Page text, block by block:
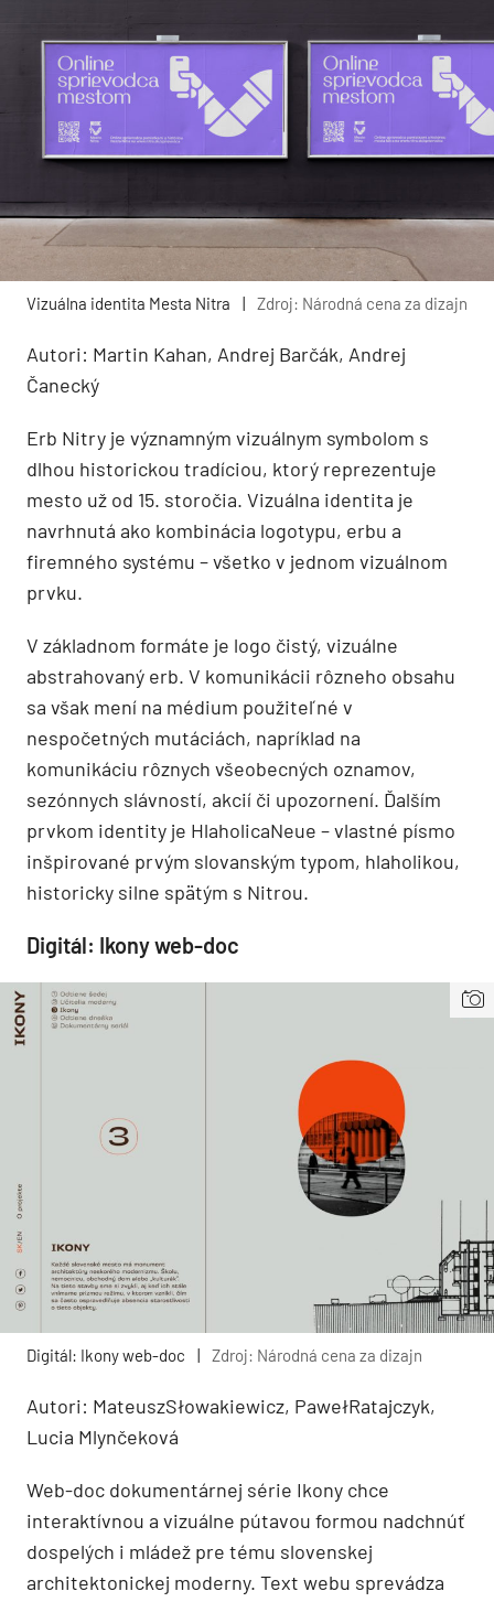
Vizuálna identita Mesta Nitra | Zdroj: Národná cena za dizajn
Autori: Martin Kahan, Andrej Barčák, Andrej
Čanecký
Erb Nitry je významným vizuálnym symbolom s
dlhou historickou tradíciou, ktorý reprezentuje
mesto už od 15. storočia. Vizuálna identita je
navrhnutá ako kombinácia logotypu, erbu a
firemného systému – všetko v jednom vizuálnom
prvku.
V základnom formáte je logo čistý, vizuálne
abstrahovaný erb. V komunikácii rôzneho obsahu
sa však mení na médium použiteľné v
nespočetných mutáciách, napríklad na
komunikáciu rôznych všeobecných oznamov,
sezónnych slávností, akcií či upozornení. Ďalším
prvkom identity je HlaholicaNeue – vlastné písmo
inšpirované prvým slovanským typom, hlaholikou,
historicky silne spätým s Nitrou.
Digitál: Ikony web-doc
Digitál: Ikony web-doc Zdroj: Národná cena za dizajn
Autori: MateuszSłowakiewicz, PawełRatajczyk,
Lucia Mlynčeková
Web-doc dokumentárnej série Ikony chce
interaktívnou a vizuálne pútavou formou nadchnúť
dospelých i mládež pre tému slovenskej
architektonickej moderny. Text webu sprevádza